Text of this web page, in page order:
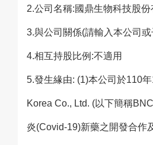
2.公司名稱:國鼎生物科技股份
3.與公司關係(請輸入本公司或
4.相互持股比例:不適用
5.發生緣由: (1)本公司於110
Korea Co., Ltd. (以下簡稱
炎(Covid-19)新藥之開發合作